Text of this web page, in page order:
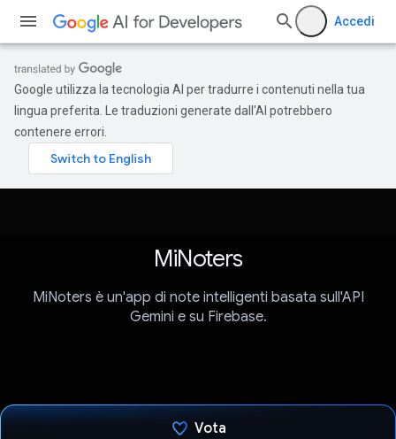
Accedi
Google utilizza la tecnologia AI per tradurre i contenuti nella tua
lingua preferita. Le traduzioni generate dall'AI potrebbero
contenere errori.
MiNoters
MiNoters è un'app di note intelligenti basata sull'API
Gemini e su Firebase.
Vota